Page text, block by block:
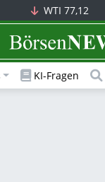
WTI 77,12
BörsenNEWS.de
KI-Fragen